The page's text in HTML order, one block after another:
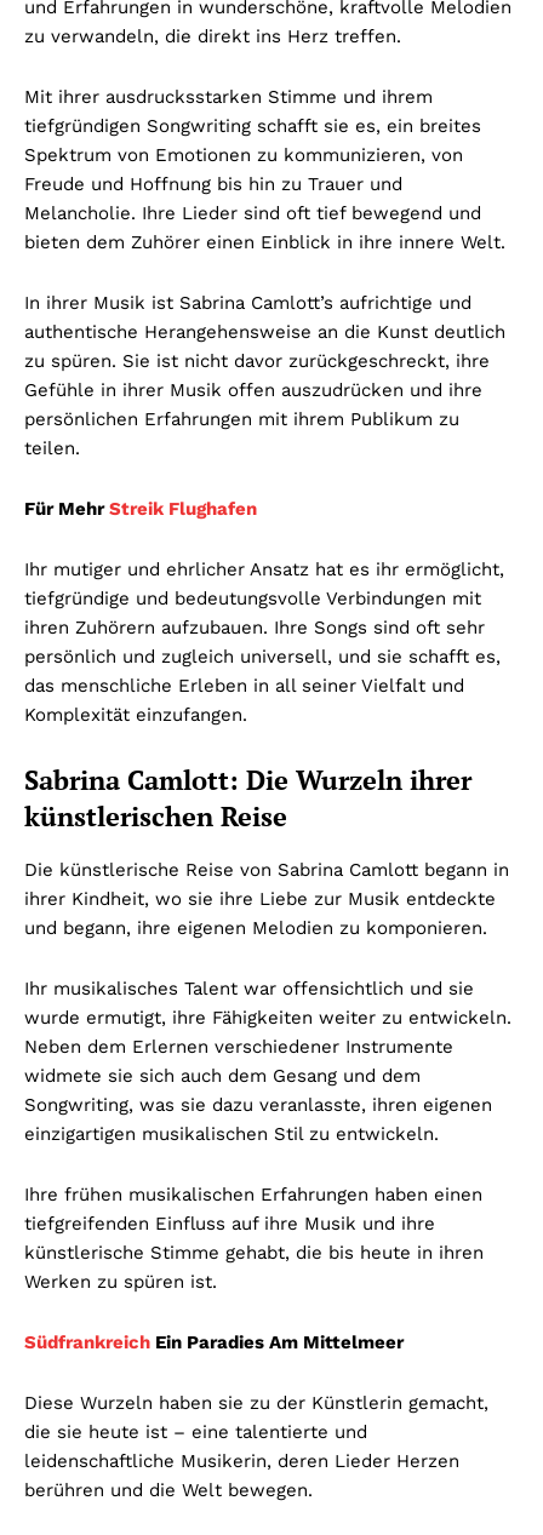
und Erfahrungen in wunderschöne, kraftvolle Melodien
zu verwandeln, die direkt ins Herz treffen.
Mit ihrer ausdrucksstarken Stimme und ihrem
tiefgründigen Songwriting schafft sie es, ein breites
Spektrum von Emotionen zu kommunizieren, von
Freude und Hoffnung bis hin zu Trauer und
Melancholie. Ihre Lieder sind oft tief bewegend und
bieten dem Zuhörer einen Einblick in ihre innere Welt.
In ihrer Musik ist Sabrina Camlott’s aufrichtige und
authentische Herangehensweise an die Kunst deutlich
zu spüren. Sie ist nicht davor zurückgeschreckt, ihre
Gefühle in ihrer Musik offen auszudrücken und ihre
persönlichen Erfahrungen mit ihrem Publikum zu
teilen.
Für MehrStreik Flughafen
Ihr mutiger und ehrlicher Ansatz hat es ihr ermöglicht,
tiefgründige und bedeutungsvolle Verbindungen mit
ihren Zuhörern aufzubauen. Ihre Songs sind oft sehr
persönlich und zugleich universell, und sie schafft es,
das menschliche Erleben in all seiner Vielfalt und
Komplexität einzufangen.
Sabrina Camlott: Die Wurzeln ihrer
künstlerischen Reise
Die künstlerische Reise von Sabrina Camlott begann in
ihrer Kindheit, wo sie ihre Liebe zur Musik entdeckte
und begann, ihre eigenen Melodien zu komponieren.
Ihr musikalisches Talent war offensichtlich und sie
wurde ermutigt, ihre Fähigkeiten weiter zu entwickeln.
Neben dem Erlernen verschiedener Instrumente
widmete sie sich auch dem Gesang und dem
Songwriting, was sie dazu veranlasste, ihren eigenen
einzigartigen musikalischen Stil zu entwickeln.
Ihre frühen musikalischen Erfahrungen haben einen
tiefgreifenden Einfluss auf ihre Musik und ihre
künstlerische Stimme gehabt, die bis heute in ihren
Werken zu spüren ist.
Südfrankreich Ein Paradies Am Mittelmeer
Diese Wurzeln haben sie zu der Künstlerin gemacht,
die sie heute ist – eine talentierte und
leidenschaftliche Musikerin, deren Lieder Herzen
berühren und die Welt bewegen.